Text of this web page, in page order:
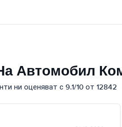
Автомобил
ни оценяват с 9.1/10 от 12842